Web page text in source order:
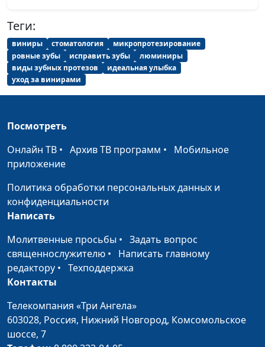
температура у
ребенка
Аллергия у детей:
виды, последствия,
помощь
Анастасия Сергеева,
Наталья Анатольевна
инфекционные
Как укрепить
Драч, врач-педиатр
Чем кормить
Драч, врач-педиатр
Как успокоить
малыша
Анастасия Сергеева,
Уход за ребёнком до
года
Анастасия Сергеева,
#49
Теги:
виниры стоматология
микропротезирование
ровные зубы
исправить зубы
люминиры
виды зубных протезов
идеальная улыбка
уход за винирами
Посмотреть
Онлайн ТВ • Архив ТВ программ • Мобильное
приложение
Политика обработки персональных данных и
конфиденциальности
Написать
Молитвенные просьбы • Задать вопрос
священнослужителю • Написать главному
редактору • Техподдержка
Контакты
Телекомпания «Три Ангела»
603028, Россия, Нижний Новгород, Комсомольское
шоссе, 7